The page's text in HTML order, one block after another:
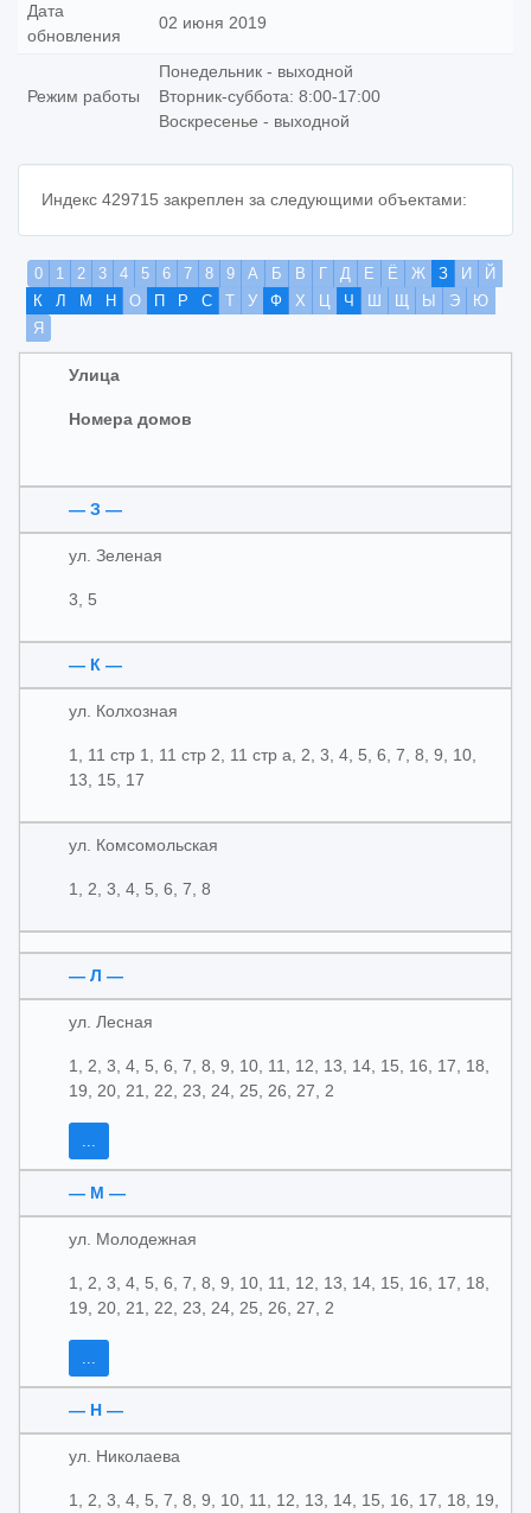
Дата
обновления
02 июня 2019
Режим работы
Понедельник - выходной
Вторник-суббота: 8:00-17:00
Воскресенье - выходной
Индекс 429715 закреплен за следующими объектами:
0 1 2 3 4 5 6 7 8 9 А Б В Г Д Е Ё Ж З И
Й
К
Л М Н О П Р С Т У Ф Х Ц Ч Ш Щ Ы Э
Ю
Я
Улица
Номера домов
— З —
ул. Зеленая
3, 5
— К —
ул. Колхозная
1, 11 стр 1, 11 стр 2, 11 стр а, 2, 3, 4, 5, 6, 7, 8, 9, 10,
13, 15, 17
ул. Комсомольская
1, 2, 3, 4, 5, 6, 7, 8
— Л —
ул. Лесная
1, 2, 3, 4, 5, 6, 7, 8, 9, 10, 11, 12, 13, 14, 15, 16, 17, 18,
19, 20, 21, 22, 23, 24, 25, 26, 27, 2
...
— М —
ул. Молодежная
1, 2, 3, 4, 5, 6, 7, 8, 9, 10, 11, 12, 13, 14, 15, 16, 17, 18,
19, 20, 21, 22, 23, 24, 25, 26, 27, 2
...
— Н —
ул. Николаева
1, 2, 3, 4, 5, 7, 8, 9, 10, 11, 12, 13, 14, 15, 16, 17, 18, 19,